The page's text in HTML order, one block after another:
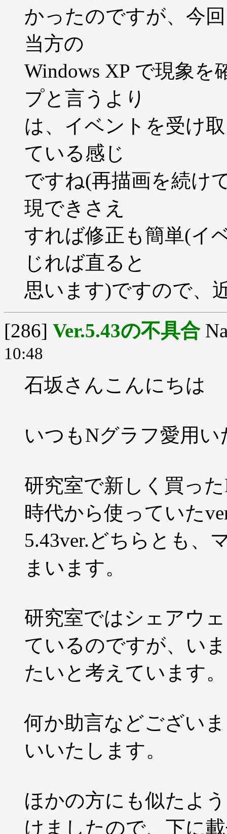
かったのですが、今
当方の
Windows XP で現象
プと言うより
は、イベントを受け
ている感じ
ですね(再描画を続け
現できさえ
すれば修正も簡単(イ
じれば直ると
思います)ですので、
[286] Ver.5.43の不具合
10:48
石坂さんこんにちは
いつもNグラフ愛用
研究室で新しく買っ
時代から使っていた
5.43ver.どちらとも、
まいます。
研究室ではシェアウ
ているのですが、い
たいと考えています。
何か助言などござい
いいたします。
ほかの方にも似たよ
けましたので、下に